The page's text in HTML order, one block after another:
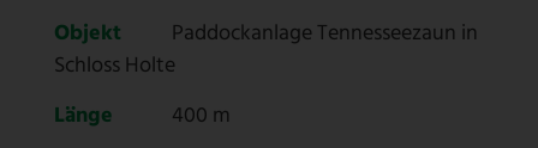
Objekt
Paddockanlage Tennesseezaun in
Schloss Holte
Länge
400 m